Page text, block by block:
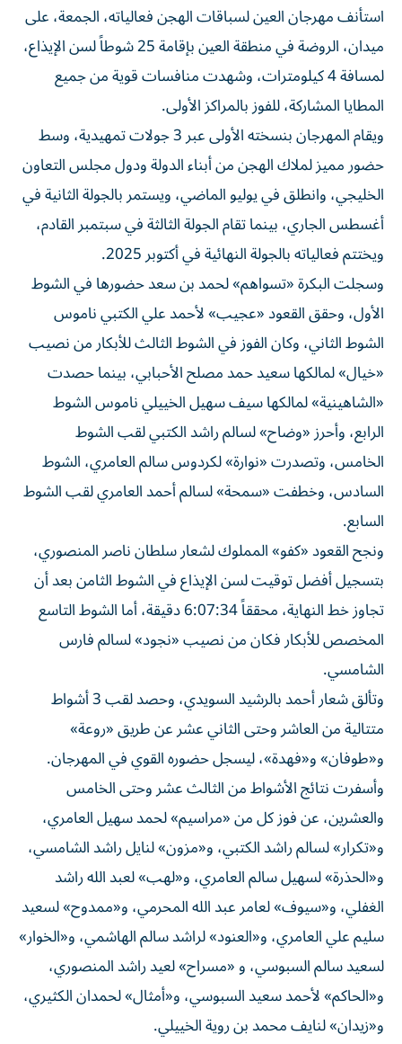
استأنف مهرجان العين لسباقات الهجن فعالياته، الجمعة، على
ميدان، الروضة في منطقة العين بإقامة 25 شوطاً لسن الإيذاع،
لمسافة 4 كيلومترات، وشهدت منافسات قوية من جميع
المطايا المشاركة، للفوز بالمراكز الأولى.
ويقام المهرجان بنسخته الأولى عبر 3 جولات تمهيدية، وسط
حضور مميز لملاك الهجن من أبناء الدولة ودول مجلس التعاون
الخليجي، وانطلق في يوليو الماضي، ويستمر بالجولة الثانية في
أغسطس الجاري، بينما تقام الجولة الثالثة في سبتمبر القادم،
ويختتم فعالياته بالجولة النهائية في أكتوبر 2025.
وسجلت البكرة «تسواهم» لحمد بن سعد حضورها في الشوط
الأول، وحقق القعود «عجيب» لأحمد علي الكتبي ناموس
الشوط الثاني، وكان الفوز في الشوط الثالث للأبكار من نصيب
«خيال» لمالكها سعيد حمد مصلح الأحبابي، بينما حصدت
«الشاهينية» لمالكها سيف سهيل الخييلي ناموس الشوط
الرابع، وأحرز «وضاح» لسالم راشد الكتبي لقب الشوط
الخامس، وتصدرت «نوارة» لكردوس سالم العامري، الشوط
السادس، وخطفت «سمحة» لسالم أحمد العامري لقب الشوط
السابع.
ونجح القعود «كفو» المملوك لشعار سلطان ناصر المنصوري،
بتسجيل أفضل توقيت لسن الإيذاع في الشوط الثامن بعد أن
تجاوز خط النهاية، محققاً 6:07:34 دقيقة، أما الشوط التاسع
المخصص للأبكار فكان من نصيب «نجود» لسالم فارس
الشامسي.
وتألق شعار أحمد بالرشيد السويدي، وحصد لقب 3 أشواط
متتالية من العاشر وحتى الثاني عشر عن طريق «روعة»
و«طوفان» و«فهدة»، ليسجل حضوره القوي في المهرجان.
وأسفرت نتائج الأشواط من الثالث عشر وحتى الخامس
والعشرين، عن فوز كل من «مراسيم» لحمد سهيل العامري،
و«تكرار» لسالم راشد الكتبي، و«مزون» لنايل راشد الشامسي،
و«الحذرة» لسهيل سالم العامري، و«لهب» لعبد الله راشد
الغفلي، و«سيوف» لعامر عبد الله المحرمي، و«ممدوح» لسعيد
سليم علي العامري، و«العنود» لراشد سالم الهاشمي، و«الخوار»
لسعيد سالم السبوسي، و «مسراح» لعيد راشد المنصوري،
و«الحاكم» لأحمد سعيد السبوسي، و«أمثال» لحمدان الكثيري،
و«زيدان» لنايف محمد بن روية الخييلي.